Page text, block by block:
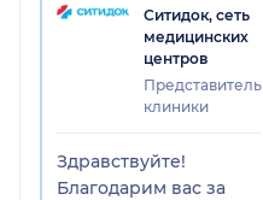
Ситидок, сеть
медицинских
центров
Представитель
клиники
Здравствуйте!
Благодарим вас за